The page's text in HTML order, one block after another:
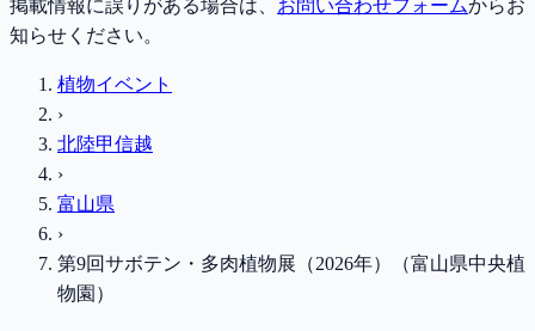
掲載情報に誤りがある場合は、 お問い合わせフォームからお
知らせください。
植物イベント
›
北陸甲信越
›
富山県
›
第9回サボテン・多肉植物展（2026年）（富山県中央植
物園）